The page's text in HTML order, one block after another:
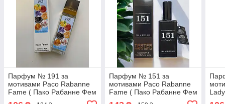
Парфум № 191 за
мотивами Paco Rabanne
Fame ( Пако Рабанне Фем
Парфум № 151 за
мотивами Paco Rabanne
Fame ( Пако Рабанне Фем